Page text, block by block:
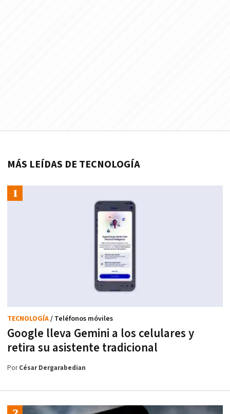
MÁS LEÍDAS DE TECNOLOGÍA
Google lleva Gemini a los celulares y
retira su asistente tradicional
TECNOLOGÍA/ Teléfonos móviles
PorCésar Dergarabedian